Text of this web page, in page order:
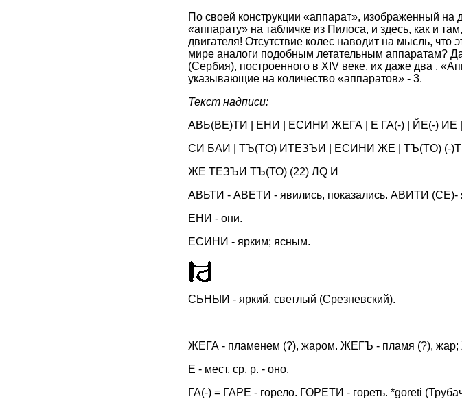
По своей конструкции «аппарат», изображенный на
«аппарату» на табличке из Пилоса, и здесь, как и
двигателя! Отсутствие колес наводит на мысль,
мире аналоги подобным летательным аппаратам?
(Сербия), построенного в XIV веке, их даже два .
указывающие на количество «аппаратов» - 3.
Текст надписи:
АВЬ(ВE)ТИ | ЕНИ | EСИНИ ЖЕГА | Е ГА(-) | ЙE(-) ИE
СИ БАИ | ТЪ(ТO) ИТЕЗЪИ | EСИНИ ЖЕ | ТЪ(ТO) (-
ЖЕ ТЕЗЪИ ТЪ(ТО) (22) ЛQ И
АВЬТИ - АВEТИ - явились, показались. АВИТИ (СE)-
ЕНИ - они.
EСИНИ - ярким; ясным.
СЬНЫИ - яркий, светлый (Срезневский).
ЖЕГА - пламенем (?), жаром. ЖЕГЪ - пламя (?), жар;
Е - мест. ср. р. - оно.
ГА(-) = ГАРE - горело. ГОРЕТИ - гореть. *goreti